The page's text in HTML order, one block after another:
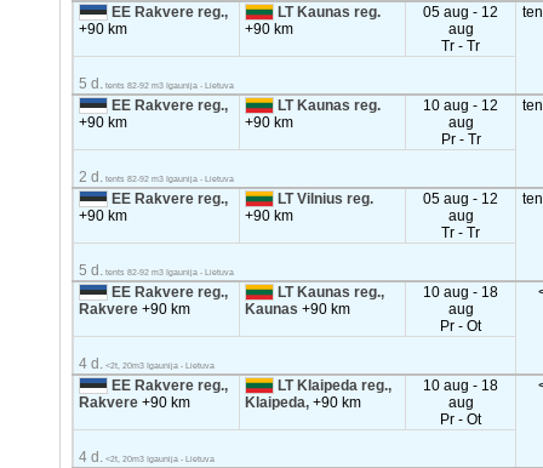
EE Rakvere reg.,
+90 km
LT Kaunas reg.
+90 km
05 aug - 12
aug
Tr - Tr
5 d. tents 82-92 m3 Igaunija - Lietuva
EE Rakvere reg.,
+90 km
LT Kaunas reg.
+90 km
10 aug - 12
aug
Pr - Tr
2 d. tents 82-92 m3 Igaunija - Lietuva
EE Rakvere reg.,
+90 km
LT Vilnius reg.
+90 km
05 aug - 12
aug
Tr - Tr
5 d. tents 82-92 m3 Igaunija - Lietuva
EE Rakvere reg.,
Rakvere+90 km
LT Kaunas reg.,
Kaunas+90 km
10 aug - 18
aug
Pr - Ot
4 d. <2t, 20m3 Igaunija - Lietuva
EE Rakvere reg.,
Rakvere+90 km
LT Klaipeda reg.,
Klaipeda,+90 km
10 aug - 18
aug
Pr - Ot
4 d. <2t, 20m3 Igaunija - Lietuva